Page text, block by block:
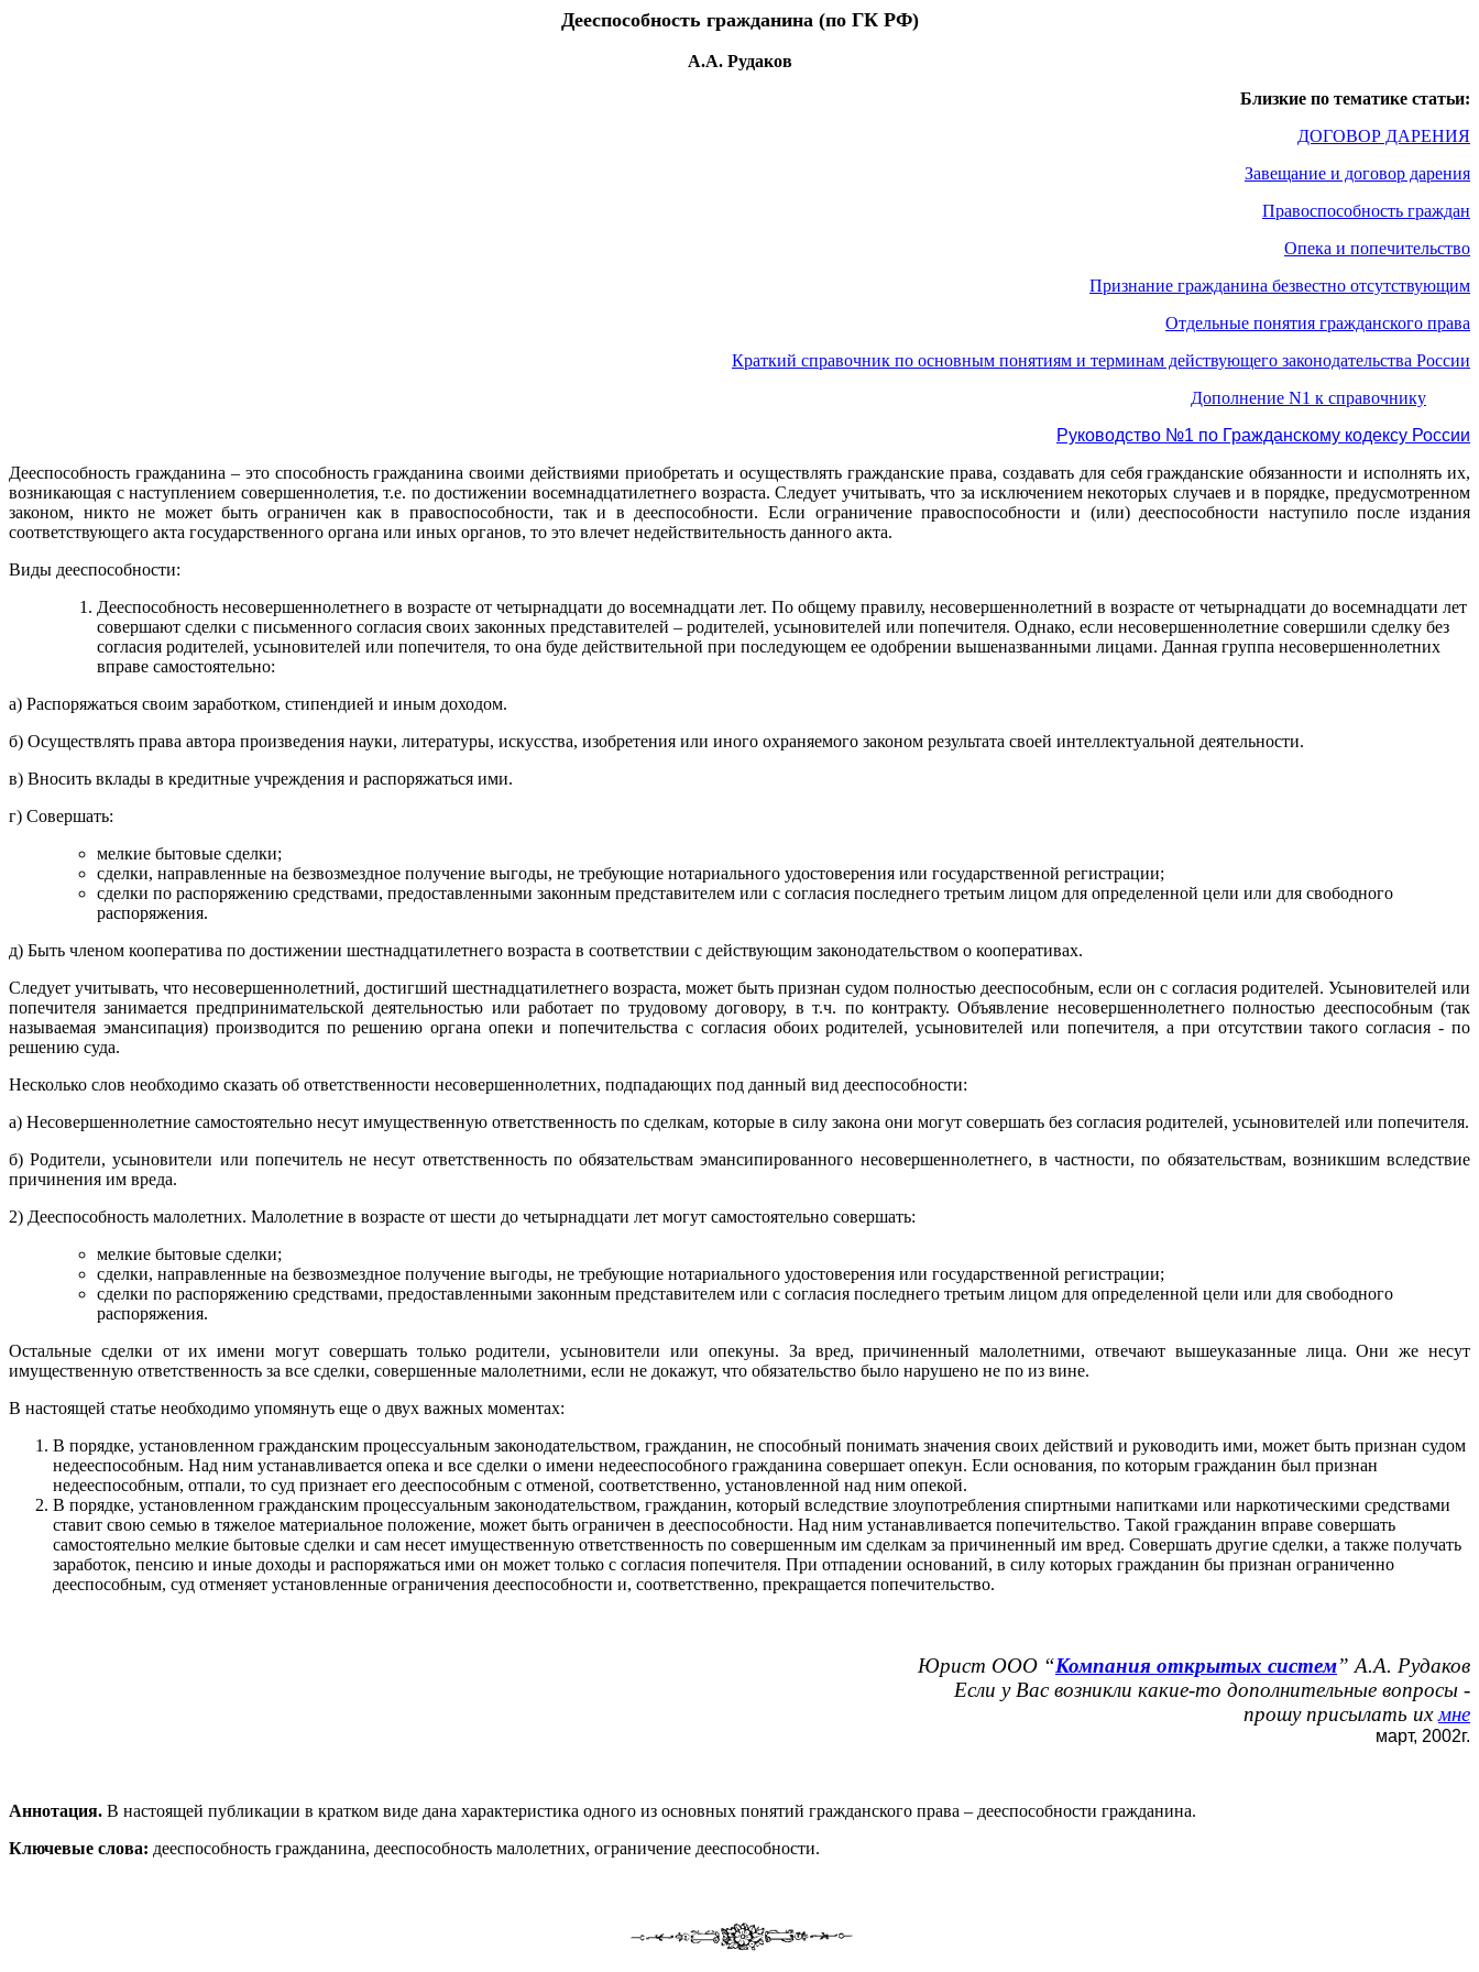
Дееспособность гражданина (по ГК РФ)
А.А. Рудаков
Близкие по тематике статьи:
ДОГОВОР ДАРЕНИЯ
Завещание и договор дарения
Правоспособность граждан
Опека и попечительство
Признание гражданина безвестно отсутствующим
Отдельные понятия гражданского права
Краткий справочник по основным понятиям и терминам действующего законодательства России
Дополнение N1 к справочнику
Руководство №1 по Гражданскому кодексу России
Дееспособность гражданина – это способность гражданина своими действиями приобретать и осуществлять гражданские права, создавать для себя гражданские обязанности и исполнять их,
возникающая с наступлением совершеннолетия, т.е. по достижении восемнадцатилетнего возраста. Следует учитывать, что за исключением некоторых случаев и в порядке, предусмотренном
законом, никто не может быть ограничен как в правоспособности, так и в дееспособности. Если ограничение правоспособности и (или) дееспособности наступило после издания
соответствующего акта государственного органа или иных органов, то это влечет недействительность данного акта.
Виды дееспособности:
Дееспособность несовершеннолетнего в возрасте от четырнадцати до восемнадцати лет. По общему правилу, несовершеннолетний в возрасте от четырнадцати до восемнадцати лет
совершают сделки с письменного согласия своих законных представителей – родителей, усыновителей или попечителя. Однако, если несовершеннолетние совершили сделку без
согласия родителей, усыновителей или попечителя, то она буде действительной при последующем ее одобрении вышеназванными лицами. Данная группа несовершеннолетних
вправе самостоятельно:
а) Распоряжаться своим заработком, стипендией и иным доходом.
б) Осуществлять права автора произведения науки, литературы, искусства, изобретения или иного охраняемого законом результата своей интеллектуальной деятельности.
в) Вносить вклады в кредитные учреждения и распоряжаться ими.
г) Совершать:
мелкие бытовые сделки;
сделки, направленные на безвозмездное получение выгоды, не требующие нотариального удостоверения или государственной регистрации;
сделки по распоряжению средствами, предоставленными законным представителем или с согласия последнего третьим лицом для определенной цели или для свободного
распоряжения.
д) Быть членом кооператива по достижении шестнадцатилетнего возраста в соответствии с действующим законодательством о кооперативах.
Следует учитывать, что несовершеннолетний, достигший шестнадцатилетнего возраста, может быть признан судом полностью дееспособным, если он с согласия родителей. Усыновителей или
попечителя занимается предпринимательской деятельностью или работает по трудовому договору, в т.ч. по контракту. Объявление несовершеннолетнего полностью дееспособным (так
называемая эмансипация) производится по решению органа опеки и попечительства с согласия обоих родителей, усыновителей или попечителя, а при отсутствии такого согласия - по
решению суда.
Несколько слов необходимо сказать об ответственности несовершеннолетних, подпадающих под данный вид дееспособности:
а) Несовершеннолетние самостоятельно несут имущественную ответственность по сделкам, которые в силу закона они могут совершать без согласия родителей, усыновителей или попечителя.
б) Родители, усыновители или попечитель не несут ответственность по обязательствам эмансипированного несовершеннолетнего, в частности, по обязательствам, возникшим вследствие
причинения им вреда.
2) Дееспособность малолетних. Малолетние в возрасте от шести до четырнадцати лет могут самостоятельно совершать:
мелкие бытовые сделки;
сделки, направленные на безвозмездное получение выгоды, не требующие нотариального удостоверения или государственной регистрации;
сделки по распоряжению средствами, предоставленными законным представителем или с согласия последнего третьим лицом для определенной цели или для свободного
распоряжения.
Остальные сделки от их имени могут совершать только родители, усыновители или опекуны. За вред, причиненный малолетними, отвечают вышеуказанные лица. Они же несут
имущественную ответственность за все сделки, совершенные малолетними, если не докажут, что обязательство было нарушено не по из вине.
В настоящей статье необходимо упомянуть еще о двух важных моментах:
В порядке, установленном гражданским процессуальным законодательством, гражданин, не способный понимать значения своих действий и руководить ими, может быть признан судом
недееспособным. Над ним устанавливается опека и все сделки о имени недееспособного гражданина совершает опекун. Если основания, по которым гражданин был признан
недееспособным, отпали, то суд признает его дееспособным с отменой, соответственно, установленной над ним опекой.
В порядке, установленном гражданским процессуальным законодательством, гражданин, который вследствие злоупотребления спиртными напитками или наркотическими средствами
ставит свою семью в тяжелое материальное положение, может быть ограничен в дееспособности. Над ним устанавливается попечительство. Такой гражданин вправе совершать
самостоятельно мелкие бытовые сделки и сам несет имущественную ответственность по совершенным им сделкам за причиненный им вред. Совершать другие сделки, а также получать
заработок, пенсию и иные доходы и распоряжаться ими он может только с согласия попечителя. При отпадении оснований, в силу которых гражданин бы признан ограниченно
дееспособным, суд отменяет установленные ограничения дееспособности и, соответственно, прекращается попечительство.
Юрист ООО “Компания открытых систем” А.А. Рудаков
Если у Вас возникли какие-то дополнительные вопросы -
прошу присылать ихмне
март, 2002г.
Аннотация. В настоящей публикации в кратком виде дана характеристика одного из основных понятий гражданского права – дееспособности гражданина.
Ключевые слова: дееспособность гражданина, дееспособность малолетних, ограничение дееспособности.